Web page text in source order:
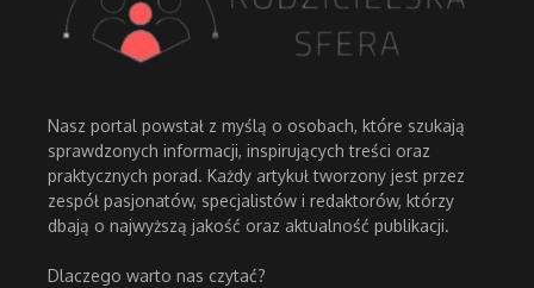
Nasz portal powstał z myślą o osobach, które szukają
sprawdzonych informacji, inspirujących treści oraz
praktycznych porad. Każdy artykuł tworzony jest przez
zespół pasjonatów, specjalistów i redaktorów, którzy
dbają o najwyższą jakość oraz aktualność publikacji.
Dlaczego warto nas czytać?